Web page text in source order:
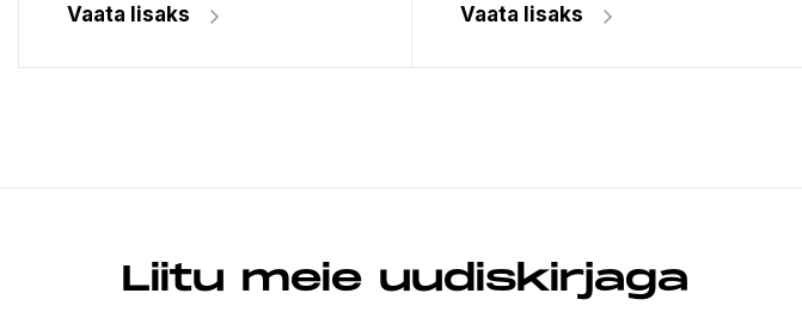
Vaata lisaks Vaata lisaks
Liitu meie uudiskirjaga